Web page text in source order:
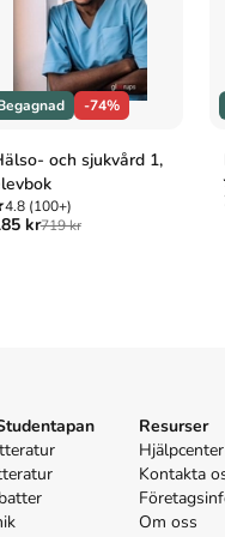
-74%
och sjukvård 1,
4.8(100+)
kr719 kr
Resurser
Hjälpcenter
Kontakta
Om oss